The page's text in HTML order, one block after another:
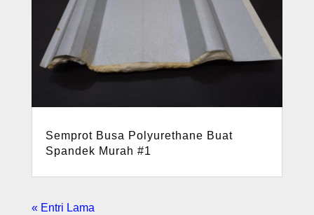
Semprot Busa Polyurethane Buat
Spandek Murah #1
« Entri Lama